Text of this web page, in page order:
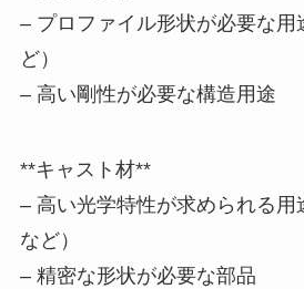
– プロファイル形状が必要な用
ど）
– 高い剛性が必要な構造用途
**キャスト材**
– 高い光学特性が求められる用
など）
– 精密な形状が必要な部品